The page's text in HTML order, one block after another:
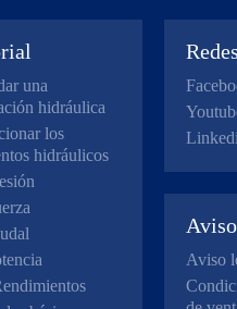
una
hidráulica
los
hidráulicos
Aviso